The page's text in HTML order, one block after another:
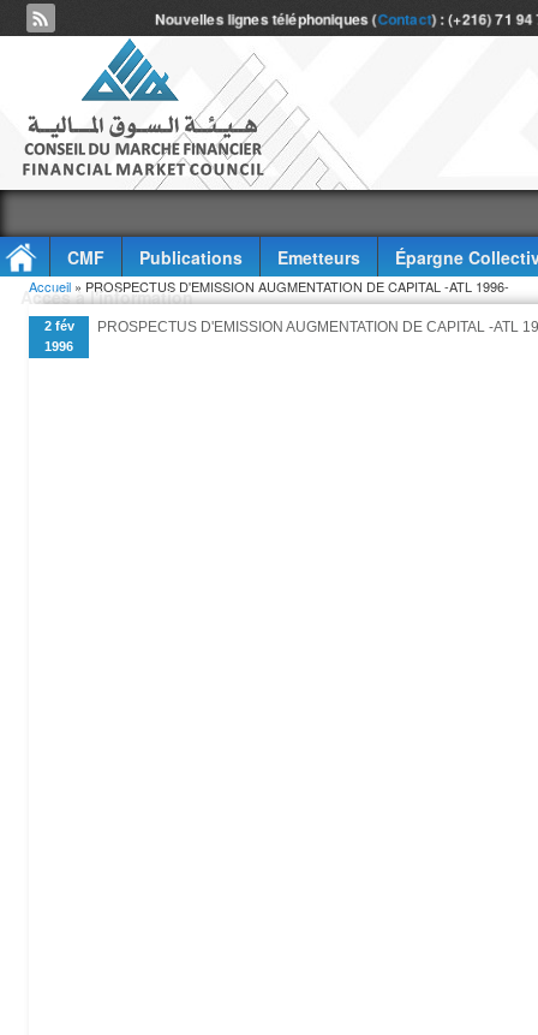
Nouvelles lignes téléphoniques (Contact) : (+216) 71
CMF Publications Emetteurs
Épargne
Accès à l'information
Vous êtes ici
Accueil » PROSPECTUS D'EMISSION AUGMENTATION DE CAPITAL -ATL 1996-
2 fév
1996
PROSPECTUS D'EMISSION AUGMENTATION DE CAPITAL -ATL